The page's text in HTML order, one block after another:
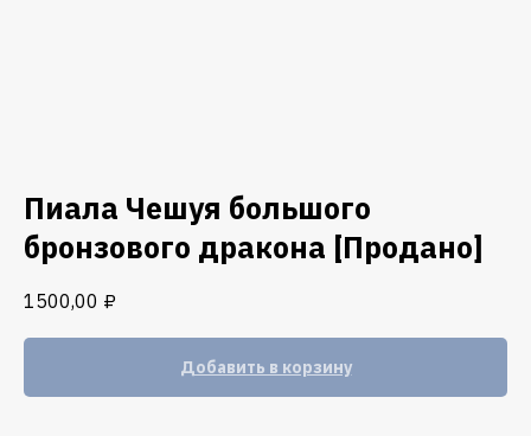
Пиала Чешуя большого
бронзового дракона [Продано]
1500,00 ₽
Добавить в корзину